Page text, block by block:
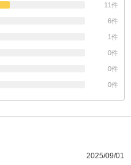
11件
6件
1件
0件
0件
0件
2025/09/01